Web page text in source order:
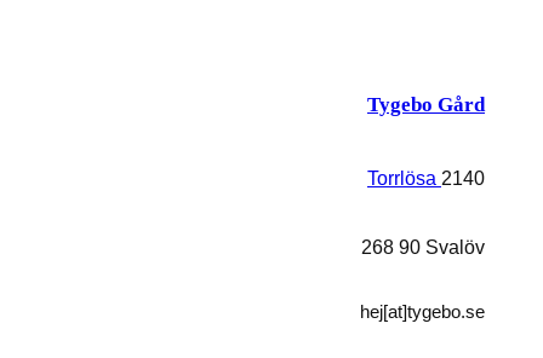
Tygebo Gård
Torrlösa 2140
268 90 Svalöv
hej[at]tygebo.se